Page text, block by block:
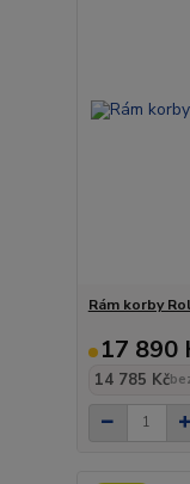
Rám korby
17 890
14 785 Kč